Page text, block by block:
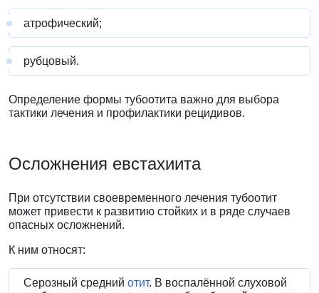
атрофический;
рубцовый.
Определение формы тубоотита важно для выбора
тактики лечения и профилактики рецидивов.
Осложнения евстахиита
При отсутствии своевременного лечения тубоотит
может привести к развитию стойких и в ряде случаев
опасных осложнений.
К ним относят:
Серозный средний отит. В воспалённой слуховой